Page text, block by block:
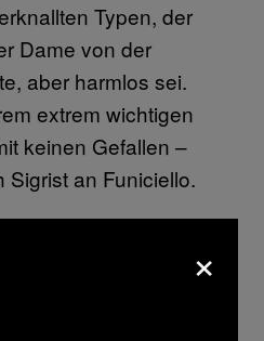
Typen, der
Dame von der
aber harmlos sei.
extrem wichtigen
keinen Gefallen –
Sigrist an Funiciello.
schiesst
die
sieht Funiciellos Kritik
auf alle Hörer
×